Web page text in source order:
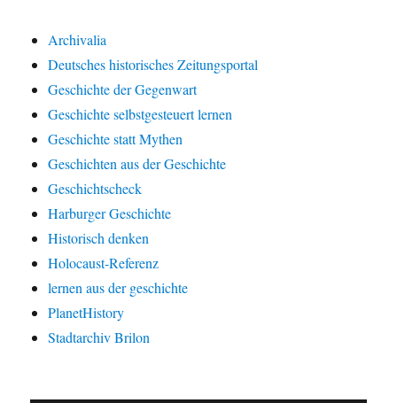
Archivalia
Deutsches historisches Zeitungsportal
Geschichte der Gegenwart
Geschichte selbstgesteuert lernen
Geschichte statt Mythen
Geschichten aus der Geschichte
Geschichtscheck
Harburger Geschichte
Historisch denken
Holocaust-Referenz
lernen aus der geschichte
PlanetHistory
Stadtarchiv Brilon